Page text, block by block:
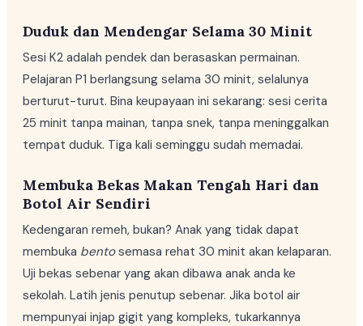
Duduk dan Mendengar Selama 30 Minit
Sesi K2 adalah pendek dan berasaskan permainan.
Pelajaran P1 berlangsung selama 30 minit, selalunya
berturut-turut. Bina keupayaan ini sekarang: sesi cerita
25 minit tanpa mainan, tanpa snek, tanpa meninggalkan
tempat duduk. Tiga kali seminggu sudah memadai.
Membuka Bekas Makan Tengah Hari dan
Botol Air Sendiri
Kedengaran remeh, bukan? Anak yang tidak dapat
membuka bentosemasa rehat 30 minit akan kelaparan.
Uji bekas sebenar yang akan dibawa anak anda ke
sekolah. Latih jenis penutup sebenar. Jika botol air
mempunyai injap gigit yang kompleks, tukarkannya